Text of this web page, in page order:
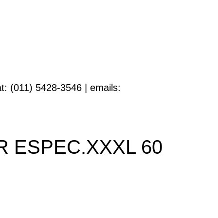
(011) 5428-3546 | emails:
ESPEC.XXXL 60